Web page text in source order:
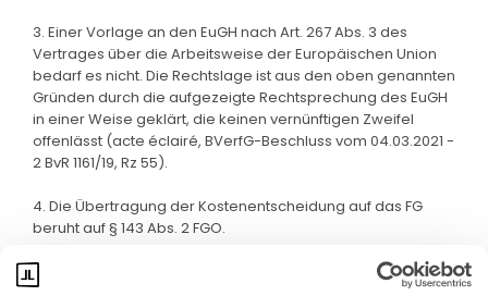
3. Einer Vorlage an den EuGH nach Art. 267 Abs. 3 des
Vertrages über die Arbeitsweise der Europäischen Union
bedarf es nicht. Die Rechtslage ist aus den oben genannten
Gründen durch die aufgezeigte Rechtsprechung des EuGH
in einer Weise geklärt, die keinen vernünftigen Zweifel
offenlässt (acte éclairé, BVerfG-Beschluss vom 04.03.2021 -
2 BvR 1161/19, Rz 55).
4. Die Übertragung der Kostenentscheidung auf das FG
beruht auf § 143 Abs. 2 FGO.